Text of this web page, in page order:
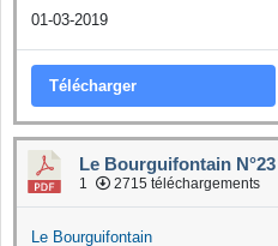
01-03-2019
Télécharger
Le Bourguifontain N°23
1 2715 téléchargements
Le Bourguifontain